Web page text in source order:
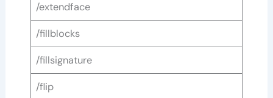
/extendface
/fillblocks
/fillsignature
/flip